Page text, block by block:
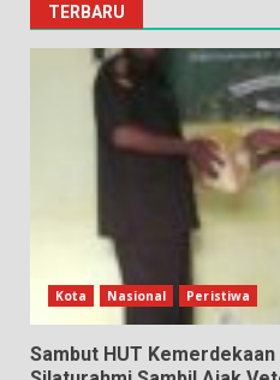
TERBARU
Kota Nasional Peristiwa
Sambut HUT Kemerdekaan